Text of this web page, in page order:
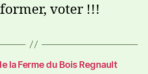
voter !!!
la Ferme du Bois Regnault